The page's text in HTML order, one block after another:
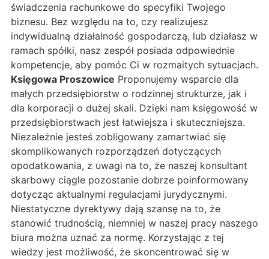
świadczenia rachunkowe do specyfiki Twojego
biznesu. Bez względu na to, czy realizujesz
indywidualną działalność gospodarczą, lub działasz w
ramach spółki, nasz zespół posiada odpowiednie
kompetencje, aby pomóc Ci w rozmaitych sytuacjach.
Księgowa Proszowice Proponujemy wsparcie dla
małych przedsiębiorstw o rodzinnej strukturze, jak i
dla korporacji o dużej skali. Dzięki nam księgowość w
przedsiębiorstwach jest łatwiejsza i skuteczniejsza.
Niezależnie jesteś zobligowany zamartwiać się
skomplikowanych rozporządzeń dotyczących
opodatkowania, z uwagi na to, że naszej konsultant
skarbowy ciągle pozostanie dobrze poinformowany
dotycząc aktualnymi regulacjami jurydycznymi.
Niestatyczne dyrektywy dają szansę na to, że
stanowić trudnością, niemniej w naszej pracy naszego
biura można uznać za normę. Korzystając z tej
wiedzy jest możliwość, że skoncentrować się w